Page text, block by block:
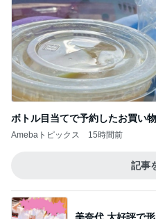
ボトル目当てで予約したお買い物
Amebaトピックス 15時間前
記事
美奈代 大好評で